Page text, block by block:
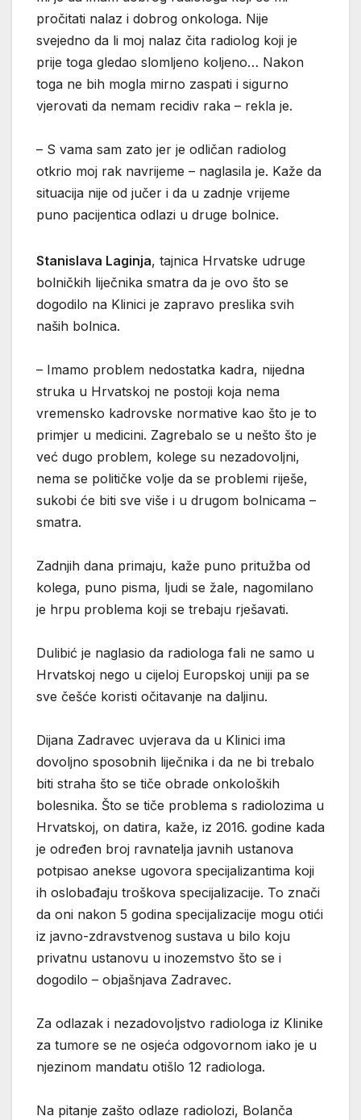
pročitati nalaz i dobrog onkologa. Nije
svejedno da li moj nalaz čita radiolog koji je
prije toga gledao slomljeno koljeno… Nakon
toga ne bih mogla mirno zaspati i sigurno
vjerovati da nemam recidiv raka – rekla je.
– S vama sam zato jer je odličan radiolog
otkrio moj rak navrijeme – naglasila je. Kaže da
situacija nije od jučer i da u zadnje vrijeme
puno pacijentica odlazi u druge bolnice.
Stanislava Laginja, tajnica Hrvatske udruge
bolničkih liječnika smatra da je ovo što se
dogodilo na Klinici je zapravo preslika svih
naših bolnica.
– Imamo problem nedostatka kadra, nijedna
struka u Hrvatskoj ne postoji koja nema
vremensko kadrovske normative kao što je to
primjer u medicini. Zagrebalo se u nešto što je
već dugo problem, kolege su nezadovoljni,
nema se političke volje da se problemi riješe,
sukobi će biti sve više i u drugom bolnicama –
smatra.
Zadnjih dana primaju, kaže puno pritužba od
kolega, puno pisma, ljudi se žale, nagomilano
je hrpu problema koji se trebaju rješavati.
Dulibić je naglasio da radiologa fali ne samo u
Hrvatskoj nego u cijeloj Europskoj uniji pa se
sve češće koristi očitavanje na daljinu.
Dijana Zadravec uvjerava da u Klinici ima
dovoljno sposobnih liječnika i da ne bi trebalo
biti straha što se tiče obrade onkoloških
bolesnika. Što se tiče problema s radiolozima u
Hrvatskoj, on datira, kaže, iz 2016. godine kada
je određen broj ravnatelja javnih ustanova
potpisao anekse ugovora specijalizantima koji
ih oslobađaju troškova specijalizacije. To znači
da oni nakon 5 godina specijalizacije mogu otići
iz javno-zdravstvenog sustava u bilo koju
privatnu ustanovu u inozemstvo što se i
dogodilo – objašnjava Zadravec.
Za odlazak i nezadovoljstvo radiologa iz Klinike
za tumore se ne osjeća odgovornom iako je u
njezinom mandatu otišlo 12 radiologa.
Na pitanje zašto odlaze radiolozi, Bolanča